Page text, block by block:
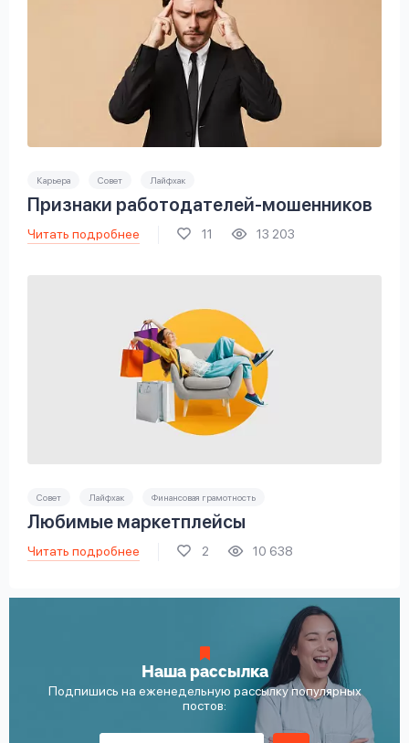
Карьера Совет Лайфхак
Признаки работодателей-мошенников
Читать подробнее 11 13 203
Совет Лайфхак Финансовая грамотность
Любимые маркетплейсы
Читать подробнее 2 10 638
Наша рассылка
Подпишись на еженедельную рассылку популярных
постов: